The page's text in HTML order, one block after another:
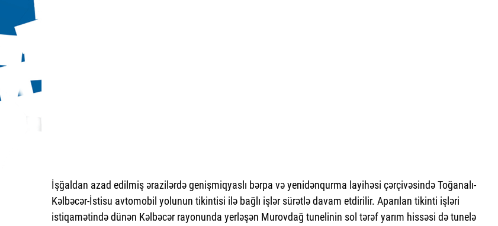
İşğaldan azad edilmiş ərazilərdə genişmiqyaslı bərpa və yenidənqurma layihəsi çərçivəsində Toğanalı-
Kəlbəcər-İstisu avtomobil yolunun tikintisi ilə bağlı işlər sürətlə davam etdirilir. Aparılan tikinti işləri
istiqamətində dünən Kəlbəcər rayonunda yerləşən Murovdağ tunelinin sol tərəf yarım hissəsi də tunelə